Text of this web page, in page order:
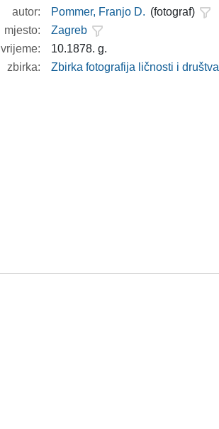
autor:
Pommer, Franjo D. (fotograf)
mjesto:
Zagreb
vrijeme:
10.1878. g.
zbirka:
Zbirka fotografija ličnosti i društva